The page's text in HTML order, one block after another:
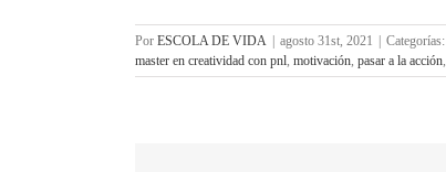
Por ESCOLA DE VIDA agosto 31st, 2021 Categorías:
master en creatividad con pnl, motivación, pasar a la acción,